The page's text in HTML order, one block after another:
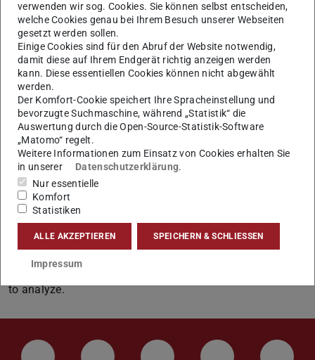
Our expertise in Image Segmentation is reflected by and
related to several lectures, projects, as well experts.
We devise segmentation algorithms as a pre-processing
step for pre-oprative surgical planning and computer
aided diagnosis.
Image Segmentation explained
Image segmentation is a field of research, where a digital
medical image is partitioned into multiple segments (sets
of pixels). The goal of segmentation is to simplify the
representation of an image into something that is easier
to analyze.
verwenden wir sog. Cookies. Sie können selbst entscheiden,
welche Cookies genau bei Ihrem Besuch unserer Webseiten
gesetzt werden sollen.
Einige Cookies sind für den Abruf der Website notwendig,
damit diese auf Ihrem Endgerät richtig anzeigen werden
kann. Diese essentiellen Cookies können nicht abgewählt
werden.
Der Komfort-Cookie speichert Ihre Spracheinstellung und
bevorzugte Suchmaschine, während „Statistik“ die
Auswertung durch die Open-Source-Statistik-Software
„Matomo“ regelt.
Weitere Informationen zum Einsatz von Cookies erhalten Sie
in unserer
Datenschutzerklärung.
Nur essentielle
Komfort
Statistiken
ALLE AKZEPTIEREN SPEICHERN & SCHLIESSEN
Impressum